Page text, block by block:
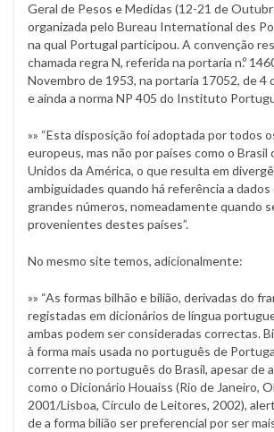
Geral de Pesos e Medidas (12-21 de
organizada pelo Bureau International des
na qual Portugal participou. A convenção
chamada regra N, referida na portaria n.º
Novembro de 1953, na portaria 17052, de 4
e ainda a norma NP 405 do Instituto
»» “Esta disposição foi adoptada por todos
europeus, mas não por países como o Brasil
Unidos da América, o que resulta em
ambiguidades quando há referência a dados
grandes números, nomeadamente quando
provenientes destes países”.
No mesmo site temos, adicionalmente:
»» “As formas bilhão e bilião, derivadas do
registadas em dicionários de língua
ambas podem ser consideradas correctas.
à forma mais usada no português de
corrente no português do Brasil, apesar de
como o Dicionário Houaiss (Rio de Janeiro,
2001/Lisboa, Círculo de Leitores, 2002),
de a forma bilião ser preferencial por ser